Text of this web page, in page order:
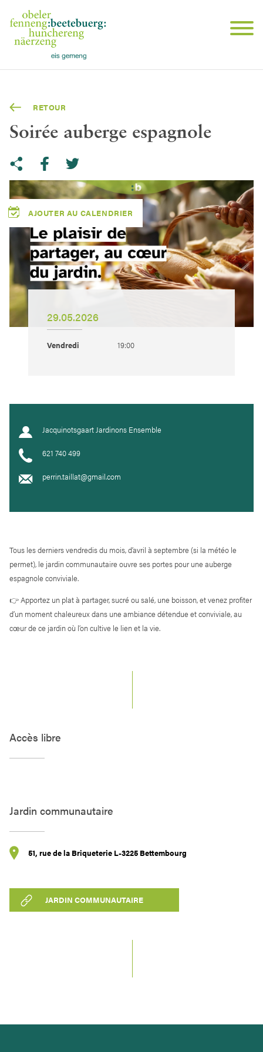
RETOUR
Soirée auberge espagnole
Share on facebook
AJOUTER AU CALENDRIER
29.05.2026
Vendredi 19:00
Jacquinotsgaart Jardinons Ensemble
621 740 499
perrin.taillat@gmail.com
Tous les derniers vendredis du mois, d’avril à septembre (si la météo le
permet), le jardin communautaire ouvre ses portes pour une auberge
espagnole conviviale.
👉 Apportez un plat à partager, sucré ou salé, une boisson, et venez profiter
d’un moment chaleureux dans une ambiance détendue et conviviale, au
cœur de ce jardin où l’on cultive le lien et la vie.
Accès libre
Jardin communautaire
51, rue de la Briqueterie L-3225 Bettembourg
JARDIN COMMUNAUTAIRE